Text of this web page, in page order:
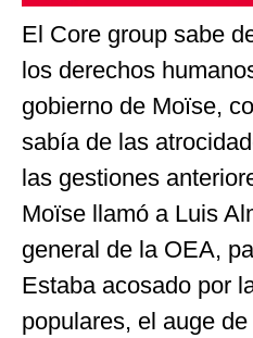
El Core group sabe
los derechos
gobierno de Moïse,
sabía de las
las gestiones
Moïse llamó a Luis
general de la OEA,
Estaba acosado por
populares, el auge